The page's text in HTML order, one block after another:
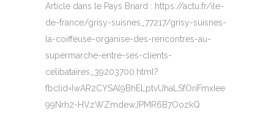
Article dans le Pays Briard : https://actu.fr/ile-
de-france/grisy-suisnes_77217/grisy-suisnes-
la-coiffeuse-organise-des-rencontres-au-
supermarche-entre-ses-clients-
celibataires_39203700.html?
fbclid=IwAR2CYSAl9BhELptvUhaLSfOriFmxIee
99Nrh2-HVzWZmdewJPMR6B7OozkQ